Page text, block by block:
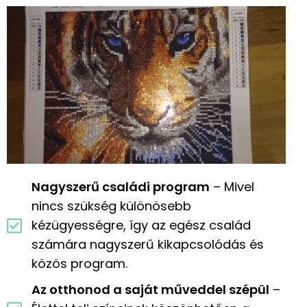
Nagyszerű családi program – Mivel
nincs szükség különösebb
kézügyességre, így az egész család
számára nagyszerű kikapcsolódás és
közös program.
Az otthonod a saját műveddel szépül –